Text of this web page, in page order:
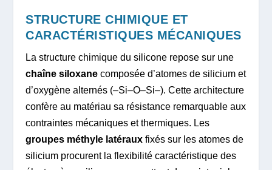
STRUCTURE CHIMIQUE ET
CARACTÉRISTIQUES MÉCANIQUES
La structure chimique du silicone repose sur une
chaîne siloxane composée d’atomes de silicium et
d’oxygène alternés (–Si–O–Si–). Cette architecture
confère au matériau sa résistance remarquable aux
contraintes mécaniques et thermiques. Les
groupes méthyle latéraux fixés sur les atomes de
silicium procurent la flexibilité caractéristique des